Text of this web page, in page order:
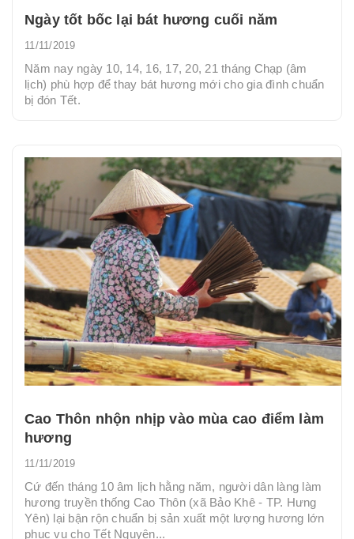
Ngày tốt bốc lại bát hương cuối năm
11/11/2019
Năm nay ngày 10, 14, 16, 17, 20, 21 tháng Chạp (âm
lịch) phù hợp để thay bát hương mới cho gia đình chuẩn
bị đón Tết.
Cao Thôn nhộn nhịp vào mùa cao điểm làm
hương
11/11/2019
Cứ đến tháng 10 âm lịch hằng năm, người dân làng làm
hương truyền thống Cao Thôn (xã Bảo Khê - TP. Hưng
Yên) lại bận rộn chuẩn bị sản xuất một lượng hương lớn
phục vụ cho Tết Nguyên...